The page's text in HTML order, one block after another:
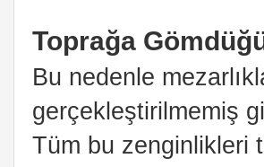
Toprağa
Bu nedenle
gerçekleştirilmemiş
Tüm bu zenginlikleri